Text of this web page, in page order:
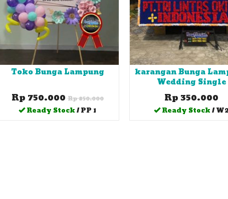
Toko Bunga Lampung
Rp 750.000 Rp 850.000
Ready Stock/ PP 1
karangan Bunga
Wedding Single
Rp 350.000
Ready Stock/